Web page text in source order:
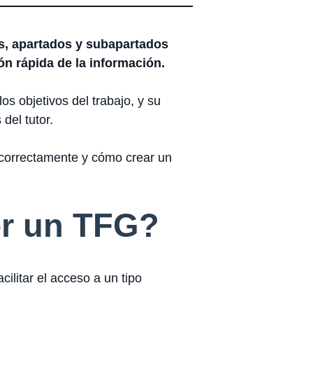
apartados y subapartados
rápida de la información.
objetivos del trabajo, y su
del tutor.
y cómo crear un
un TFG?
el acceso a un tipo